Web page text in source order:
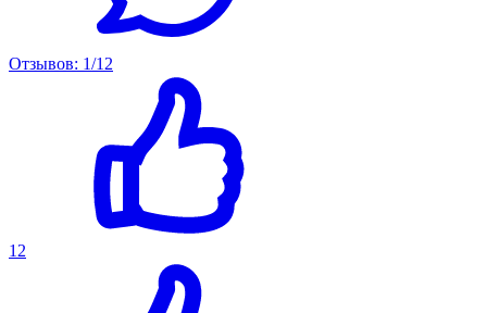
Отзывов: 1/12
12